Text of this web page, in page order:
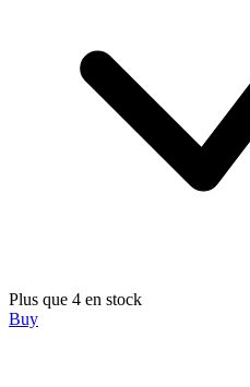
Plus que 4 en stock
Buy